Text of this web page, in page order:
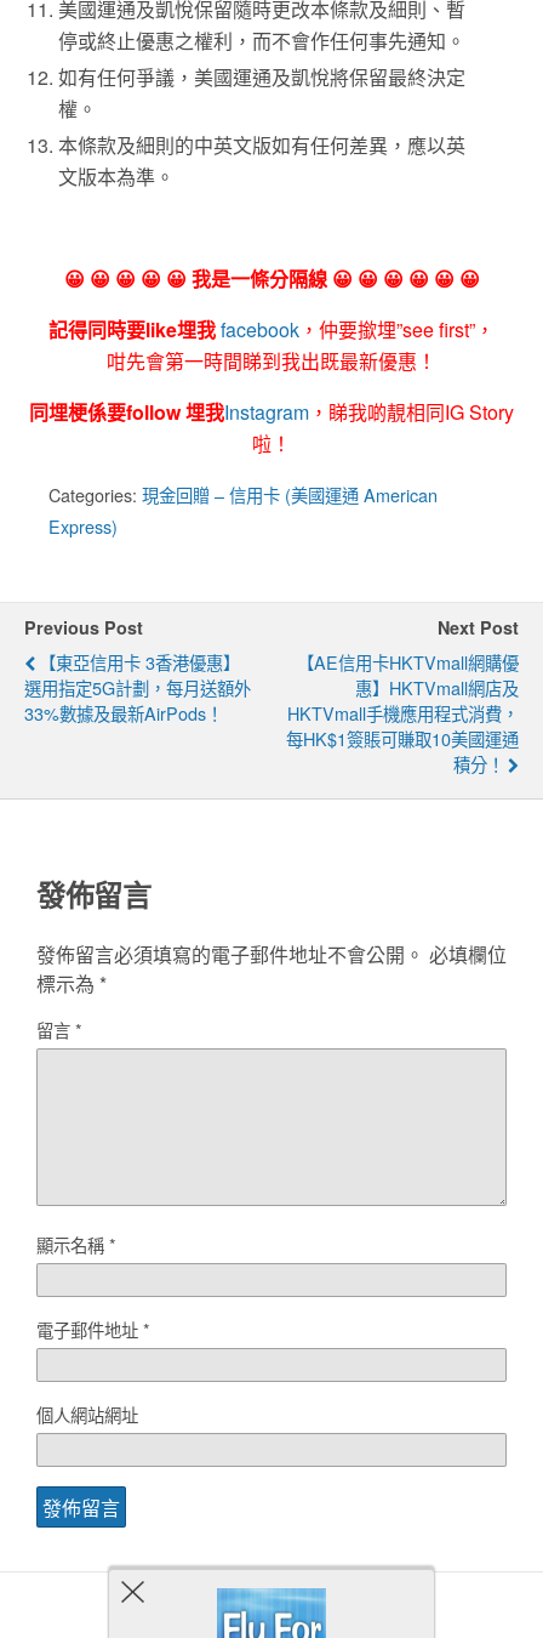
美國運通及凱悅保留隨時更改本條款及細則、暫
停或終止優惠之權利，而不會作任何事先通知。
如有任何爭議，美國運通及凱悅將保留最終決定
權。
本條款及細則的中英文版如有任何差異，應以英
文版本為準。
😀 😀 😀 😀 😀 我是一條分隔線 😀 😀 😀 😀 😀 😀
記得同時要like埋我facebook ，仲要撳埋”see first”，
咁先會第一時間睇到我出既最新優惠！
同埋梗係要follow 埋我Instagram ，睇我啲靚相同IG Story
啦！
Categories: 現金回贈 – 信用卡 (美國運通 American
Express)
Previous Post
【東亞信用卡 3香港優惠】
選用指定5G計劃，每月送額外
33%數據及最新AirPods！
Next Post
【AE信用卡HKTVmall網購優
惠】HKTVmall網店及
HKTVmall手機應用程式消費，
每HK$1簽賬可賺取10美國運通
積分！
發佈留言
發佈留言必須填寫的電子郵件地址不會公開。 必填欄位
標示為 *
留言*
顯示名稱*
電子郵件地址*
個人網站網址